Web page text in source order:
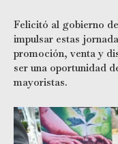
Felicitó al gobierno
impulsar estas
promoción, venta y
ser una oportunidad
mayoristas.